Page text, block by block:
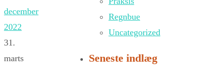
december
2022
31.
marts
Regnbue
Uncategorized
Seneste indlæg